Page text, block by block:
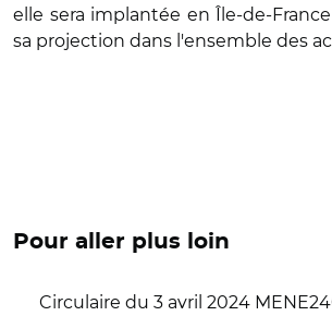
elle sera implantée en Île-de-
sa projection dans l'ensemble des
Pour aller plus loin
Circulaire du 3 avril 2024